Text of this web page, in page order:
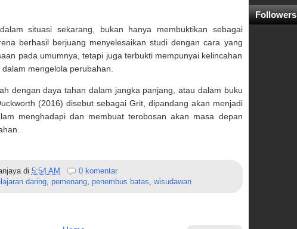
situasi sekarang, bukan hanya membuktikan sebagai
berhasil berjuang menyelesaikan studi dengan cara yang
pada umumnya, tetapi juga terbukti mempunyai kelincahan
mengelola perubahan.
dengan daya tahan dalam jangka panjang, atau dalam buku
(2016) disebut sebagai Grit, dipandang akan menjadi
menghadapi dan membuat terobosan akan masa depan
di 5:54 AM
0 komentar
daring, pemenang, penembus batas, wisudawan
Followers